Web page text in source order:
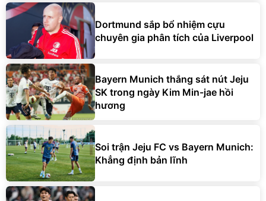
Dortmund sắp bổ nhiệm cựu
chuyên gia phân tích của Liverpool
Bayern Munich thắng sát nút Jeju
SK trong ngày Kim Min-jae hồi
hương
Soi trận Jeju FC vs Bayern Munich:
Khẳng định bản lĩnh